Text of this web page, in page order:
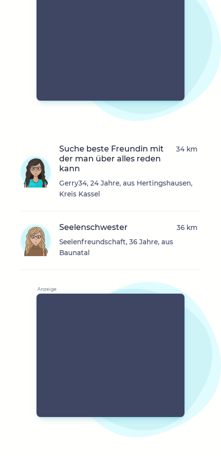
Suche beste Freundin mit
der man über alles reden
kann
Gerry34, 24 Jahre, aus Hertingshausen,
Kreis Kassel
34 km
Seelenschwester
Seelenfreundschaft, 36 Jahre, aus
Baunatal
36 km